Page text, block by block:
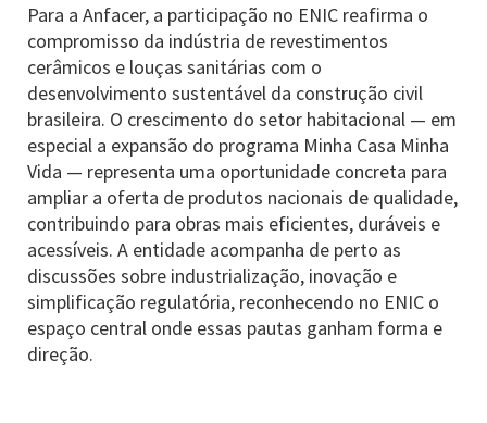
Para a Anfacer, a participação no ENIC reafirma o
compromisso da indústria de revestimentos
cerâmicos e louças sanitárias com o
desenvolvimento sustentável da construção civil
brasileira. O crescimento do setor habitacional — em
especial a expansão do programa Minha Casa Minha
Vida — representa uma oportunidade concreta para
ampliar a oferta de produtos nacionais de qualidade,
contribuindo para obras mais eficientes, duráveis e
acessíveis. A entidade acompanha de perto as
discussões sobre industrialização, inovação e
simplificação regulatória, reconhecendo no ENIC o
espaço central onde essas pautas ganham forma e
direção.